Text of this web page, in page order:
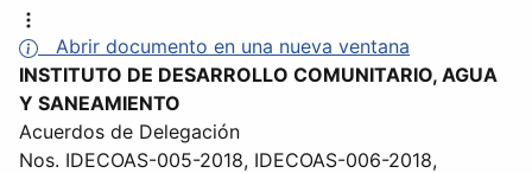
Abrir documento en una nueva ventana
INSTITUTO DE DESARROLLO COMUNITARIO, AGUA
Y SANEAMIENTO
Acuerdos de Delegación
Nos. IDECOAS-005-2018, IDECOAS-006-2018,